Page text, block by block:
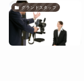
グランドスタッフ